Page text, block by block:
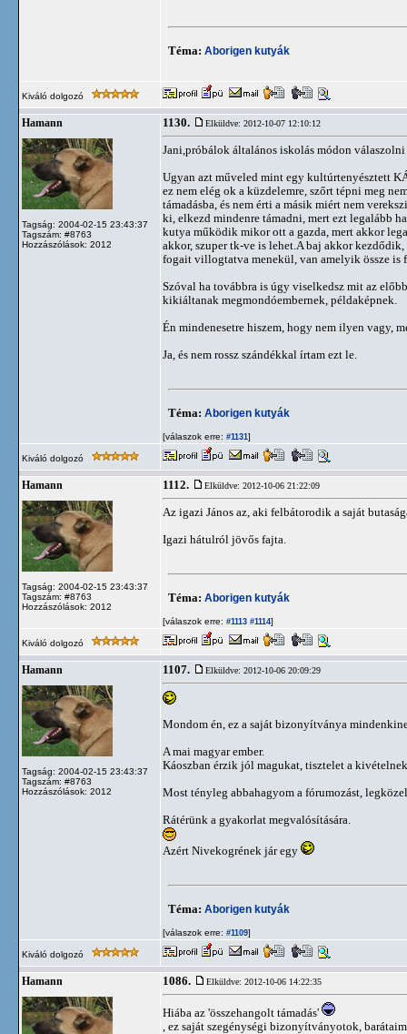
Téma: Aborigen kutyák
Kiváló dolgozó
Hamann
Tagság: 2004-02-15 23:43:37
Tagszám: #8763
Hozzászólások: 2012
1130. Elküldve: 2012-10-07 12:10:12
Jani,próbálok általános iskolás módon
Ugyan azt műveled mint egy kultúrtenyésztett
ez nem elég ok a küzdelemre, szőrt tépni meg
támadásba, és nem érti a másik miért nem
ki, elkezd mindenre támadni, mert ezt legalább
kutya működik mikor ott a gazda, mert akkor
akkor, szuper tk-ve is lehet.A baj akkor
fogait villogtatva menekül, van amelyik össze is
Szóval ha továbbra is úgy viselkedsz mit az
kikiáltanak megmondóembernek, példaképnek.
Én mindenesetre hiszem, hogy nem ilyen vagy,
Ja, és nem rossz szándékkal írtam ezt le.
Téma: Aborigen kutyák
[válaszok erre: #1131]
Kiváló dolgozó
Hamann
Tagság: 2004-02-15 23:43:37
Tagszám: #8763
Hozzászólások: 2012
1112. Elküldve: 2012-10-06 21:22:09
Az igazi János az, aki felbátorodik a saját
Igazi hátulról jövős fajta.
Téma: Aborigen kutyák
[válaszok erre: #1113 #1114]
Kiváló dolgozó
Hamann
Tagság: 2004-02-15 23:43:37
Tagszám: #8763
Hozzászólások: 2012
1107. Elküldve: 2012-10-06 20:09:29
Mondom én, ez a saját bizonyítványa
A mai magyar ember.
Káoszban érzik jól magukat, tisztelet a
Most tényleg abbahagyom a fórumozást,
Rátérünk a gyakorlat megvalósítására.
Azért Nivekogrének jár egy
Téma: Aborigen kutyák
[válaszok erre: #1109]
Kiváló dolgozó
Hamann 1086. Elküldve: 2012-10-06 14:22:35
Hiába az 'összehangolt támadás'
, ez saját szegénységi bizonyítványotok,